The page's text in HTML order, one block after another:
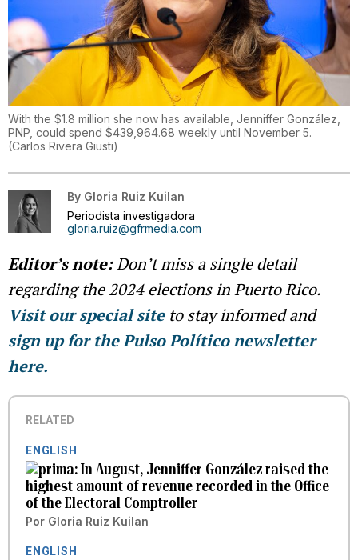
With the $1.8 million she now has available, Jenniffer González,
PNP, could spend $439,964.68 weekly until November 5.
(Carlos Rivera Giusti)
By Gloria Ruiz Kuilan
Periodista investigadora
gloria.ruiz@gfrmedia.com
Editor’s note:Don’t miss a single detail
regarding the 2024 elections in Puerto Rico.
Visit our special siteto stay informed and
sign up for the Pulso Político newsletter
here.
RELATED
ENGLISH
In August, Jenniffer González raised the
highest amount of revenue recorded in the Office
of the Electoral Comptroller
Por Gloria Ruiz Kuilan
ENGLISH